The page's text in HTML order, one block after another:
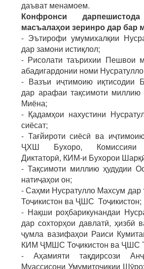
даъват менамоем.
Конфронси
масъалаҳои зеринродар бар
- Эътирофи умумихалқии
дар замони истиқлол;
- Рисолати таърихии Пешвои
абадигардонии номи
- Вазъи иҷтимоию иқтисодии
дар арафаи тақсимоти миллию
Миёна;
- Қадамҳои нахустини
сиёсат;
- Тағйироти сиёсӣ ва
ҶХШ Бухоро, Комиссияи
Диктаторӣ, КИМ-и Бухорои
- Тақсимоти миллию ҳудудии
натиҷаҳои он;
- Саҳми Нусратулло Махсум
Тоҷикистон ва ҶШС Тоҷикистон;
- Нақши роҳбарикунандаи
дар сохторҳои давлатӣ, ҳизбӣ
ҷумла вазифаҳои Раиси
КИМ ҶМШС Тоҷикистон ва ҶШС
- Аҳамияти тақдирсози
Муассисони Умумитоҷикии